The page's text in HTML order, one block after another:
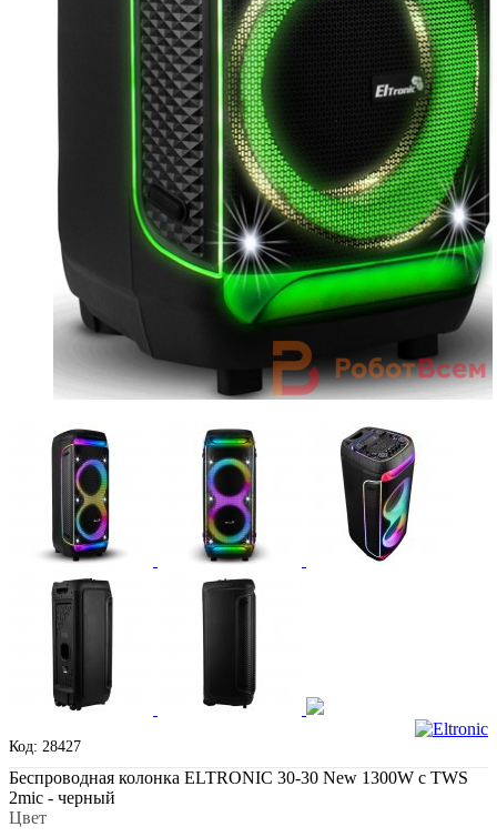
Код: 28427
Беспроводная колонка ELTRONIC 30-30 New 1300W с TWS
2mic - черный
Цвет